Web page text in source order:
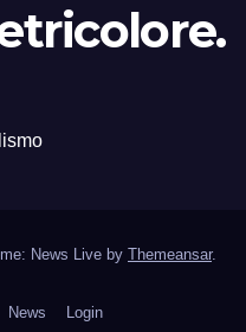
News Live by Themeansar.
News Login